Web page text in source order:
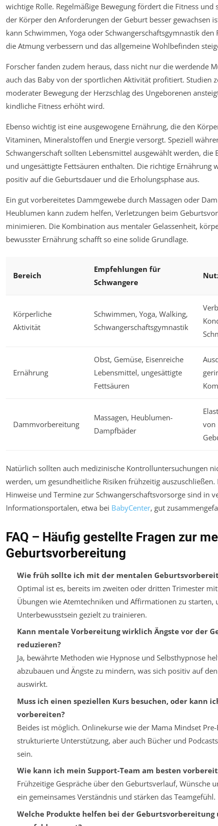
wichtige Rolle. Regelmäßige Bewegung fördert die Fitness und
der Körper den Anforderungen der Geburt besser gewachsen
kann Schwimmen, Yoga oder Schwangerschaftsgymnastik den
die Atmung verbessern und das allgemeine Wohlbefinden
Forscher fanden zudem heraus, dass nicht nur die werdende
auch das Baby von der sportlichen Aktivität profitiert. Studien
moderater Bewegung der Herzschlag des Ungeborenen
kindliche Fitness erhöht wird.
Ebenso wichtig ist eine ausgewogene Ernährung, die den
Vitaminen, Mineralstoffen und Energie versorgt. Speziell
Schwangerschaft sollten Lebensmittel ausgewählt werden, die
und ungesättigte Fettsäuren enthalten. Die richtige Ernährung
positiv auf die Geburtsdauer und die Erholungsphase aus.
Ein gut vorbereitetes Dammgewebe durch Massagen oder
Heublumen kann zudem helfen, Verletzungen beim
minimieren. Die Kombination aus mentaler Gelassenheit,
bewusster Ernährung schafft so eine solide Grundlage.
Bereich
Empfehlungen für
Schwangere
Körperliche
Aktivität
Schwimmen, Yoga, Walking,
Schwangerschaftsgymnastik
Ernährung
Obst, Gemüse, Eisenreiche
Lebensmittel, ungesättigte
Fettsäuren
Dammvorbereitung
Massagen, Heublumen-
Dampfbäder
von
Natürlich sollten auch medizinische Kontrolluntersuchungen
werden, um gesundheitliche Risiken frühzeitig auszuschließen.
Hinweise und Termine zur Schwangerschaftsvorsorge sind in
Informationsportalen, etwa bei BabyCenter, gut
FAQ – Häufig gestellte Fragen zur
Geburtsvorbereitung
Wie früh sollte ich mit der mentalen
Optimal ist es, bereits im zweiten oder dritten Trimester
Übungen wie Atemtechniken und Affirmationen zu starten,
Unterbewusstsein gezielt zu trainieren.
Kann mentale Vorbereitung wirklich Ängste vor der
reduzieren?
Ja, bewährte Methoden wie Hypnose und Selbsthypnose
abzubauen und Ängste zu mindern, was sich positiv auf
auswirkt.
Muss ich einen speziellen Kurs besuchen, oder kann
vorbereiten?
Beides ist möglich. Onlinekurse wie der Mama Mindset
strukturierte Unterstützung, aber auch Bücher und
sein.
Wie kann ich mein Support-Team am besten
Frühzeitige Gespräche über den Geburtsverlauf, Wünsche
ein gemeinsames Verständnis und stärken das Teamgefühl.
Welche Produkte helfen bei der Geburtsvorbereitung